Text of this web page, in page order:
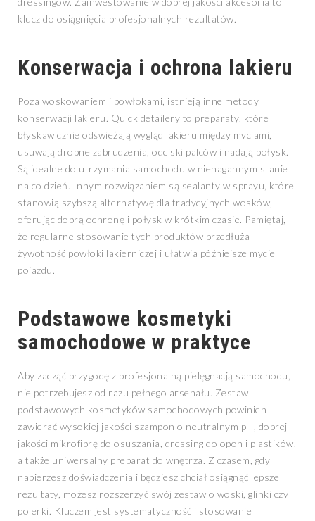
klucz do osiągnięcia profesjonalnych rezultatów.
Konserwacja i ochrona lakieru
Poza woskowaniem i powłokami, istnieją inne metody
konserwacji lakieru. Quick detailery to preparaty, które
błyskawicznie odświeżają wygląd lakieru między myciami,
usuwają drobne zabrudzenia, odciski palców i nadają połysk.
Są idealne do utrzymania samochodu w nienagannym stanie
na co dzień. Innym rozwiązaniem są sealanty w sprayu, które
stanowią szybszą alternatywę dla tradycyjnych wosków,
oferując dobrą ochronę i połysk w krótkim czasie. Pamiętaj,
że regularne stosowanie tych produktów przedłuża
żywotność powłoki lakierniczej i ułatwia późniejsze mycie
pojazdu.
Podstawowe kosmetyki
samochodowe w praktyce
Aby zacząć przygodę z profesjonalną pielęgnacją samochodu,
nie potrzebujesz od razu pełnego arsenału. Zestaw
podstawowych kosmetyków samochodowych powinien
zawierać wysokiej jakości szampon o neutralnym pH, dobrej
jakości mikrofibrę do osuszania, dressing do opon i plastików,
a także uniwersalny preparat do wnętrza. Z czasem, gdy
nabierzesz doświadczenia i będziesz chciał osiągnąć lepsze
rezultaty, możesz rozszerzyć swój zestaw o woski, glinki czy
polerki. Kluczem jest systematyczność i stosowanie